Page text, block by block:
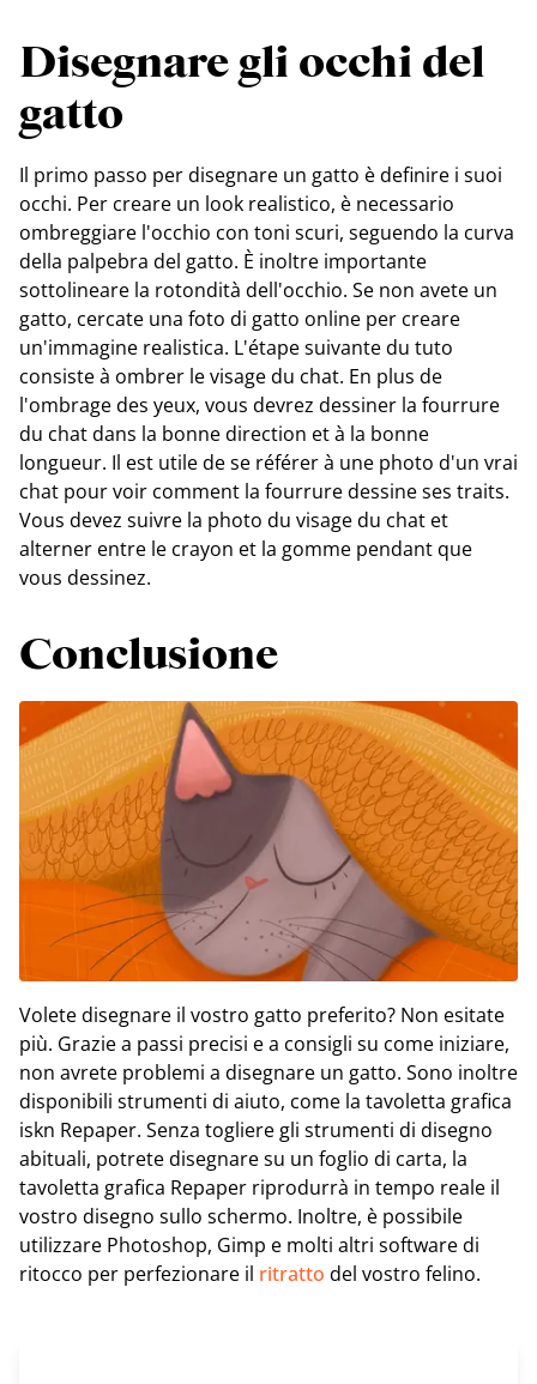
Disegnare gli occhi del
gatto
Il primo passo per disegnare un gatto è definire i suoi
occhi. Per creare un look realistico, è necessario
ombreggiare l'occhio con toni scuri, seguendo la curva
della palpebra del gatto. È inoltre importante
sottolineare la rotondità dell'occhio. Se non avete un
gatto, cercate una foto di gatto online per creare
un'immagine realistica. L'étape suivante du tuto
consiste à ombrer le visage du chat. En plus de
l'ombrage des yeux, vous devrez dessiner la fourrure
du chat dans la bonne direction et à la bonne
longueur. Il est utile de se référer à une photo d'un vrai
chat pour voir comment la fourrure dessine ses traits.
Vous devez suivre la photo du visage du chat et
alterner entre le crayon et la gomme pendant que
vous dessinez.
Conclusione
Volete disegnare il vostro gatto preferito? Non esitate
più. Grazie a passi precisi e a consigli su come iniziare,
non avrete problemi a disegnare un gatto. Sono inoltre
disponibili strumenti di aiuto, come la tavoletta grafica
iskn Repaper. Senza togliere gli strumenti di disegno
abituali, potrete disegnare su un foglio di carta, la
tavoletta grafica Repaper riprodurrà in tempo reale il
vostro disegno sullo schermo. Inoltre, è possibile
utilizzare Photoshop, Gimp e molti altri software di
ritocco per perfezionare il ritratto del vostro felino.